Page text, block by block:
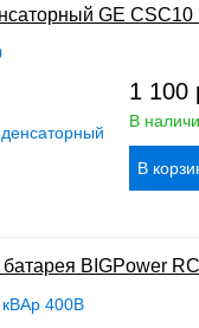
GE
1 100
В
BIGPower